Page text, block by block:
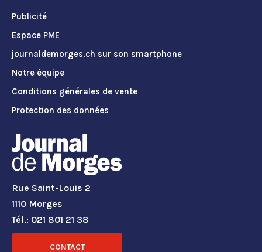
Publicité
Espace PME
journaldemorges.ch sur son smartphone
Notre équipe
Conditions générales de vente
Protection des données
Rue Saint-Louis 2
1110 Morges
Tél.: 021 801 21 38
CONTACT